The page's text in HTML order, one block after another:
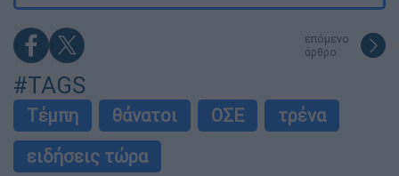
επόμενο
άρθρο
#TAGS
Τέμπη θάνατοι ΟΣΕ
τρένα
ειδήσεις τώρα